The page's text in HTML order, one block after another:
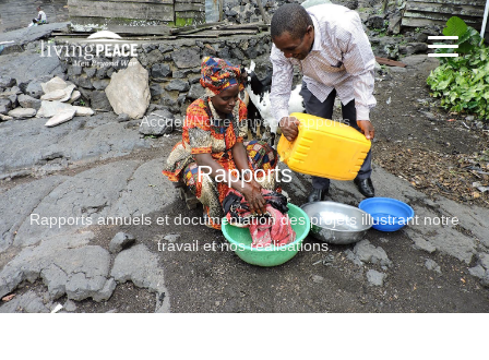
contenu
principal
Accueil/Notre Impact/Rapports
Rapports
Rapports annuels et documentation des projets illustrant notre
travail et nos réalisations.